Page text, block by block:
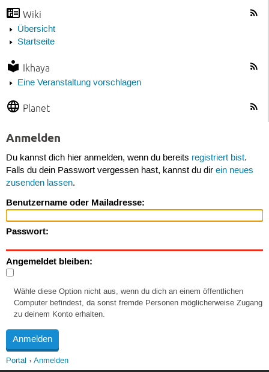
Wiki
Übersicht
Startseite
Ikhaya
Eine Veranstaltung vorschlagen
Planet
Anmelden
Du kannst dich hier anmelden, wenn du bereits registriert bist.
Falls du dein Passwort vergessen hast, kannst du dir ein neues
zusenden lassen.
Benutzername oder Mailadresse:
Passwort:
Angemeldet bleiben:
Wähle diese Option nicht aus, wenn du dich an einem öffentlichen
Computer befindest, da sonst fremde Personen möglicherweise Zugang
zu deinem Konto erhalten.
Portal Anmelden